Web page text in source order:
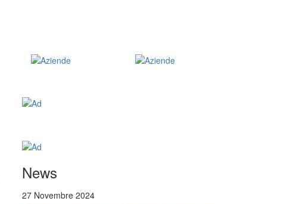
News
27 Novembre 2024